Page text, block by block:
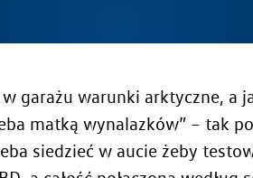
garażu warunki arktyczne, a
matką wynalazków” – tak
siedzieć w aucie żeby